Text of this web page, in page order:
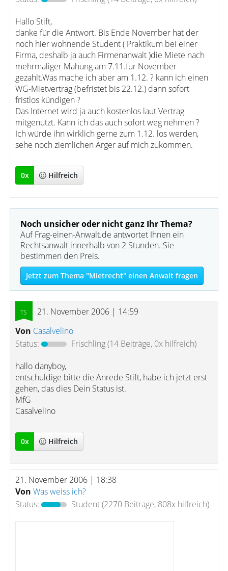
Hallo Stift,
danke für die Antwort. Bis Ende November hat der
noch hier wohnende Student ( Praktikum bei einer
Firma, deshalb ja auch Firmenanwalt )die Miete nach
mehrmaliger Mahung am 7.11.für November
gezahlt.Was mache ich aber am 1.12. ? kann ich einen
WG-Mietvertrag (befristet bis 22.12.) dann sofort
fristlos kündigen ?
Das Internet wird ja auch kostenlos laut Vertrag
mitgenutzt. Kann ich das auch sofort weg nehmen ?
Ich würde ihn wirklich gerne zum 1.12. los werden,
sehe noch ziemlichen Ärger auf mich zukommen.
0x Hilfreich
Noch unsicher oder nicht ganz Ihr Thema?
Auf Frag-einen-Anwalt.de antwortet Ihnen ein
Rechtsanwalt innerhalb von 2 Stunden. Sie
bestimmen den Preis.
Jetzt zum Thema "Mietrecht" einen Anwalt fragen
21. November 2006 | 14:59
Von Casalvelino
Status:
Frischling(14 Beiträge, 0x hilfreich)
hallo danyboy,
entschuldige bitte die Anrede Stift, habe ich jetzt erst
gehen, das dies Dein Status ist.
MfG
Casalvelino
0x Hilfreich
21. November 2006 | 18:38
Von Was weiss ich?
Status:
Student(2270 Beiträge, 808x hilfreich)